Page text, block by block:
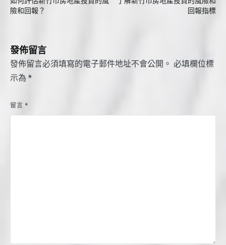
章
覽
險和回報？
回報指標
發佈留言
發佈留言必須填寫的電子郵件地址不會公開。 必填欄位標
示為 *
留言 *